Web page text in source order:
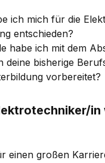
ich mich für die
entschieden?
habe ich mit dem
deine bisherige
vorbereitet?
in
einen großen